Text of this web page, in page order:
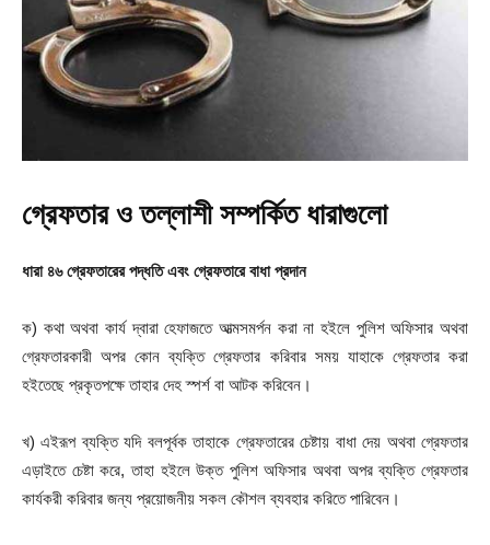
গ্রেফতার ও তল্লাশী সম্পর্কিত ধারাগুলো
ধারা ৪৬ গ্রেফতারের পদ্ধতি এবং গ্রেফতারে বাধা প্রদান
ক) কথা অথবা কার্য দ্বারা হেফাজতে আত্মসমর্পন করা না হইলে পুলিশ অফিসার অথবা
গ্রেফতারকারী অপর কোন ব্যক্তি গ্রেফতার করিবার সময় যাহাকে গ্রেফতার করা
হইতেছে প্রকৃতপক্ষে তাহার দেহ স্পর্শ বা আটক করিবেন।
খ) এইরূপ ব্যক্তি যদি বলপূর্বক তাহাকে গ্রেফতারের চেষ্টায় বাধা দেয় অথবা গ্রেফতার
এড়াইতে চেষ্টা করে, তাহা হইলে উক্ত পুলিশ অফিসার অথবা অপর ব্যক্তি গ্রেফতার
কার্যকরী করিবার জন্য প্রয়োজনীয় সকল কৌশল ব্যবহার করিতে পারিবেন।